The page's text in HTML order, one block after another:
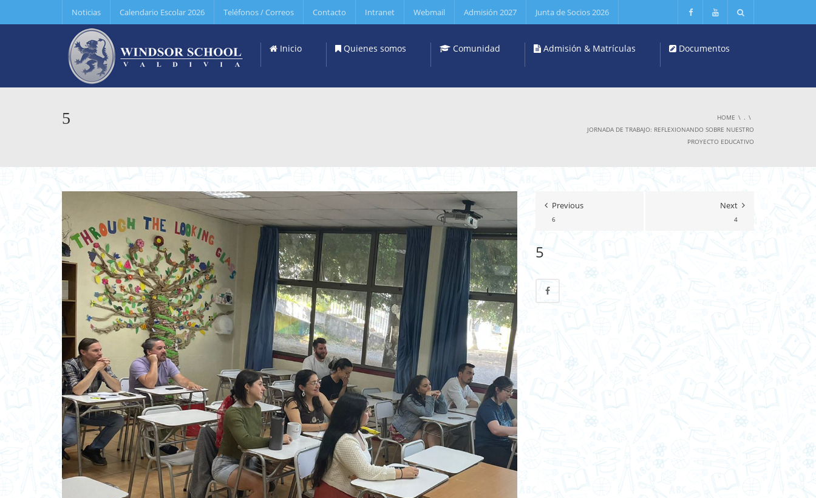
Noticias Calendario Escolar 2026 Teléfonos / Correos Contacto Intranet Webmail Admisión 2027 Junta de Socios 2026
Inicio Quienes somos Comunidad Admisión & Matrículas Documentos
5 HOME
.
JORNADA DE TRABAJO: REFLEXIONANDO SOBRE NUESTRO
PROYECTO EDUCATIVO
Previous
6
Next
4
5